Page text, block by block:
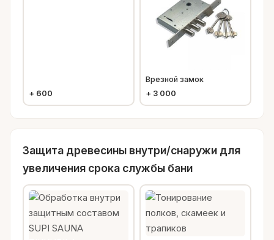
+ 600
Врезной замок
+ 3 000
Защита древесины внутри/снаружи для
увеличения срока службы бани